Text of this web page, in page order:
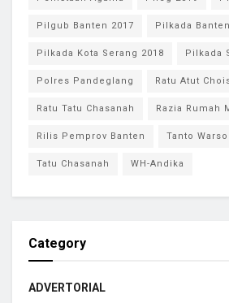
Pilgub Banten 2017 Pilkada
Pilkada Kota Serang 2018 Pilkada
Polres Pandeglang Ratu Atut
Ratu Tatu Chasanah Razia Rumah
Rilis Pemprov Banten Tanto
Tatu Chasanah WH-Andika
Category
ADVERTORIAL